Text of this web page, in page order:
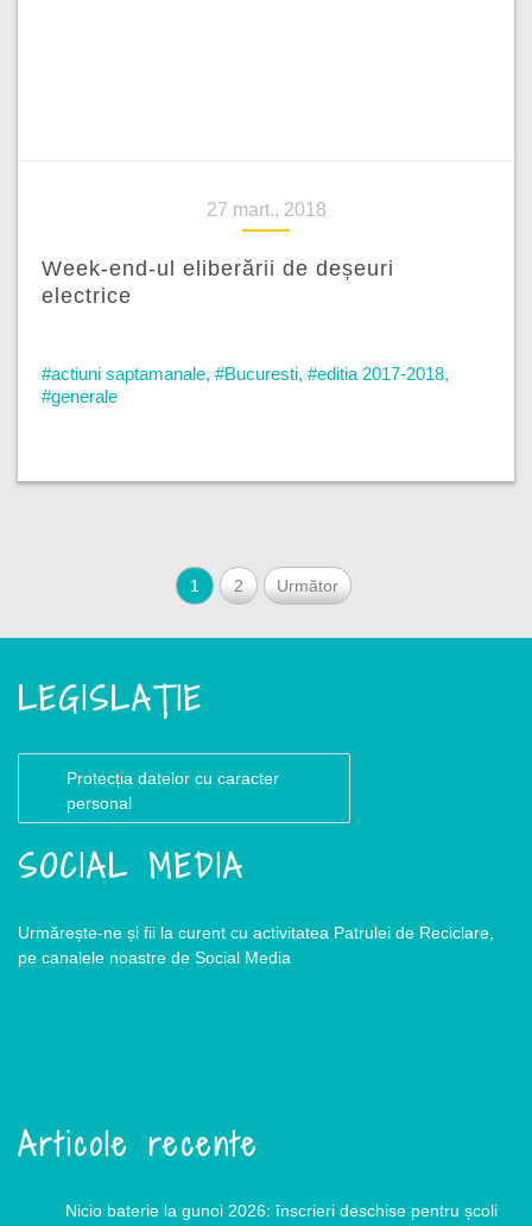
27 mart., 2018
Week-end-ul eliberării de deșeuri
electrice
#actiuni saptamanale, #Bucuresti, #editia 2017-2018,
#generale
1 2 Următor
LEGISLAȚIE
Protecția datelor cu caracter
personal
SOCIAL MEDIA
Urmărește-ne și fii la curent cu activitatea Patrulei de Reciclare,
pe canalele noastre de Social Media
Articole recente
Nicio baterie la gunoi 2026: înscrieri deschise pentru școli